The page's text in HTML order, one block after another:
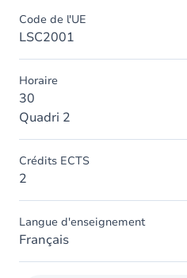
Code de l'UE
LSC2001
Horaire
30
Quadri 2
Crédits ECTS
2
Langue d'enseignement
Français